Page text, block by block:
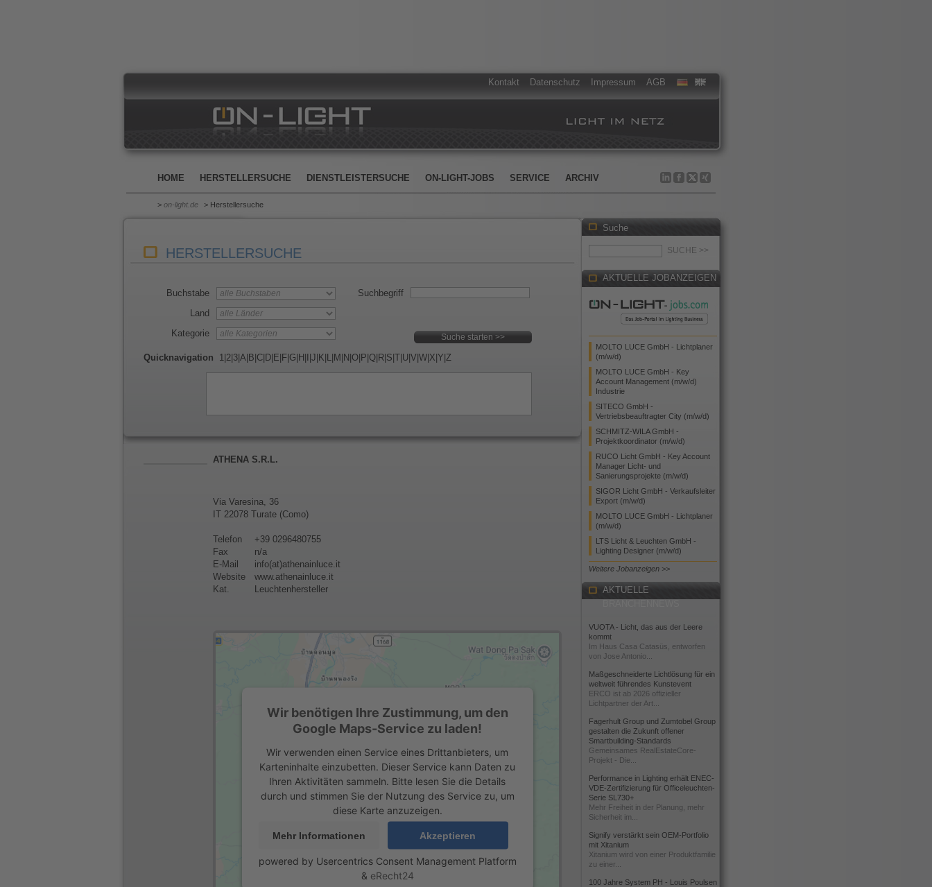
Kontakt Datenschutz Impressum AGB
HOME HERSTELLERSUCHE DIENSTLEISTERSUCHE ON-LIGHT-JOBS SERVICE ARCHIV
> on-light.de > Herstellersuche
HERSTELLERSUCHE
Buchstabe
Land
Kategorie
Suchbegriff
Quicknavigation 1 2 3 A B C D E F G H J K L M N O P Q R S T U V W X Y Z
ATHENA S.R.L.
Via Varesina, 36
IT 22078 Turate (Como)
Telefon
+39 0296480755
Fax
n/a
E-Mail
info(at)athenainluce.it
Website
www.athenainluce.it
Kat.
Leuchtenhersteller
Wir benötigen Ihre Zustimmung, um den
Google Maps-Service zu laden!
Wir verwenden einen Service eines Drittanbieters, um
Karteninhalte einzubetten. Dieser Service kann Daten zu
Ihren Aktivitäten sammeln. Bitte lesen Sie die Details
durch und stimmen Sie der Nutzung des Service zu, um
diese Karte anzuzeigen.
Mehr Informationen Akzeptieren
powered by Usercentrics Consent Management Platform
& eRecht24
Suche
AKTUELLE JOBANZEIGEN
MOLTO LUCE GmbH - Lichtplaner
(m/w/d)
MOLTO LUCE GmbH - Key
Account Management (m/w/d)
Industrie
SITECO GmbH -
Vertriebsbeauftragter City (m/w/d)
SCHMITZ-WILA GmbH -
Projektkoordinator (m/w/d)
RUCO Licht GmbH - Key Account
Manager Licht- und
Sanierungsprojekte (m/w/d)
SIGOR Licht GmbH - Verkaufsleiter
Export (m/w/d)
MOLTO LUCE GmbH - Lichtplaner
(m/w/d)
LTS Licht & Leuchten GmbH -
Lighting Designer (m/w/d)
Weitere Jobanzeigen >>
AKTUELLE
VUOTA - Licht, das aus der Leere
kommt
Im Haus Casa Catasüs, entworfen
von Jose Antonio...
Maßgeschneiderte Lichtlösung für ein
weltweit führendes Kunstevent
ERCO ist ab 2026 offizieller
Lichtpartner der Art...
Fagerhult Group und Zumtobel Group
gestalten die Zukunft offener
Smartbuilding-Standards
Gemeinsames RealEstateCore-
Projekt - Die...
Performance in Lighting erhält ENEC-
VDE-Zertifizierung für Officeleuchten-
Serie SL730+
Mehr Freiheit in der Planung, mehr
Sicherheit im...
Signify verstärkt sein OEM-Portfolio
mit Xitanium
Xitanium wird von einer Produktfamilie
zu einer...
100 Jahre System PH - Louis Poulsen